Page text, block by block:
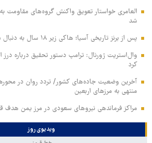
العامری خواستار تعویق واکنش گروه‌های مقاومت
شد
پس از برنز تاریخی آسیا؛ هاکی زیر ۱۸ سال به دنبال شگفتی در جام جهانی
وال‌استریت ژورنال: ترامپ دستور تحقیق درباره درز
کرد
آخرین وضعیت جاده‌های کشور/ تردد روان در
منتهی به مرزهای اربعین
مراکز فرماندهی نیروهای سعودی در مرز یمن هدف
ویدیوی روز